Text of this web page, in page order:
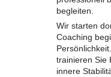
begleiten.
Wir starten
Coaching
trainieren Sie
innere